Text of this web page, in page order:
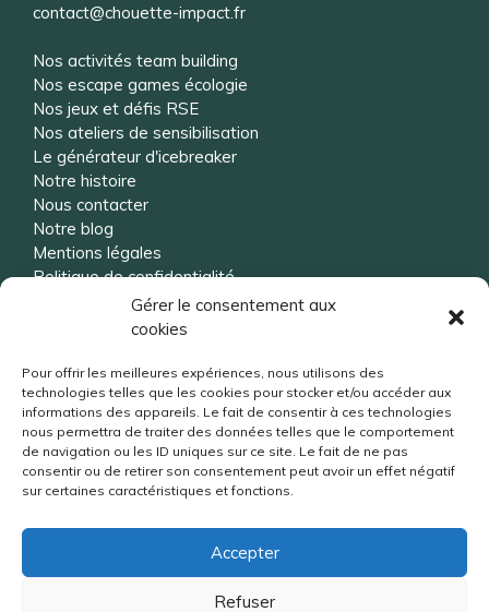
Gérer le consentement aux
cookies
Pour offrir les meilleures expériences, nous utilisons des
technologies telles que les cookies pour stocker et/ou accéder aux
informations des appareils. Le fait de consentir à ces technologies
nous permettra de traiter des données telles que le comportement
de navigation ou les ID uniques sur ce site. Le fait de ne pas
consentir ou de retirer son consentement peut avoir un effet négatif
sur certaines caractéristiques et fonctions.
Accepter
Refuser
contact@chouette-impact.fr
Nos activités team building
Nos escape games écologie
Nos jeux et défis RSE
Nos ateliers de sensibilisation
Le générateur d'icebreaker
Notre histoire
Nous contacter
Notre blog
Mentions légales
Politique de confidentialité
Vous souhaitez être rappelé ?